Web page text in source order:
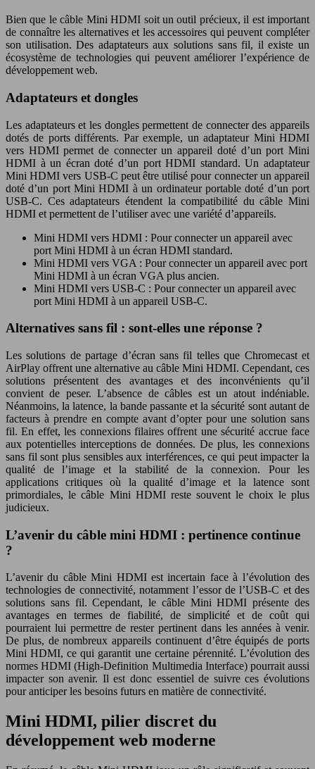
Bien que le câble Mini HDMI soit un outil précieux, il est important
de connaître les alternatives et les accessoires qui peuvent compléter
son utilisation. Des adaptateurs aux solutions sans fil, il existe un
écosystème de technologies qui peuvent améliorer l’expérience de
développement web.
Adaptateurs et dongles
Les adaptateurs et les dongles permettent de connecter des appareils
dotés de ports différents. Par exemple, un adaptateur Mini HDMI
vers HDMI permet de connecter un appareil doté d’un port Mini
HDMI à un écran doté d’un port HDMI standard. Un adaptateur
Mini HDMI vers USB-C peut être utilisé pour connecter un appareil
doté d’un port Mini HDMI à un ordinateur portable doté d’un port
USB-C. Ces adaptateurs étendent la compatibilité du câble Mini
HDMI et permettent de l’utiliser avec une variété d’appareils.
Mini HDMI vers HDMI : Pour connecter un appareil avec
port Mini HDMI à un écran HDMI standard.
Mini HDMI vers VGA : Pour connecter un appareil avec port
Mini HDMI à un écran VGA plus ancien.
Mini HDMI vers USB-C : Pour connecter un appareil avec
port Mini HDMI à un appareil USB-C.
Alternatives sans fil : sont-elles une réponse ?
Les solutions de partage d’écran sans fil telles que Chromecast et
AirPlay offrent une alternative au câble Mini HDMI. Cependant, ces
solutions présentent des avantages et des inconvénients qu’il
convient de peser. L’absence de câbles est un atout indéniable.
Néanmoins, la latence, la bande passante et la sécurité sont autant de
facteurs à prendre en compte avant d’opter pour une solution sans
fil. En effet, les connexions filaires offrent une sécurité accrue face
aux potentielles interceptions de données. De plus, les connexions
sans fil sont plus sensibles aux interférences, ce qui peut impacter la
qualité de l’image et la stabilité de la connexion. Pour les
applications critiques où la qualité d’image et la latence sont
primordiales, le câble Mini HDMI reste souvent le choix le plus
judicieux.
L’avenir du câble mini HDMI : pertinence continue
?
L’avenir du câble Mini HDMI est incertain face à l’évolution des
technologies de connectivité, notamment l’essor de l’USB-C et des
solutions sans fil. Cependant, le câble Mini HDMI présente des
avantages en termes de fiabilité, de simplicité et de coût qui
pourraient lui permettre de rester pertinent dans les années à venir.
De plus, de nombreux appareils continuent d’être équipés de ports
Mini HDMI, ce qui garantit une certaine pérennité. L’évolution des
normes HDMI (High-Definition Multimedia Interface) pourrait aussi
impacter son avenir. Il est donc essentiel de suivre ces évolutions
pour anticiper les besoins futurs en matière de connectivité.
Mini HDMI, pilier discret du
développement web moderne